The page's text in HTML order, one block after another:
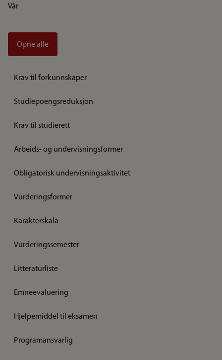
Vår
Opne alle
Krav til forkunnskaper
Studiepoengsreduksjon
Krav til studierett
Arbeids- og undervisningsformer
Obligatorisk undervisningsaktivitet
Vurderingsformer
Karakterskala
Vurderingssemester
Litteraturliste
Emneevaluering
Hjelpemiddel til eksamen
Programansvarlig